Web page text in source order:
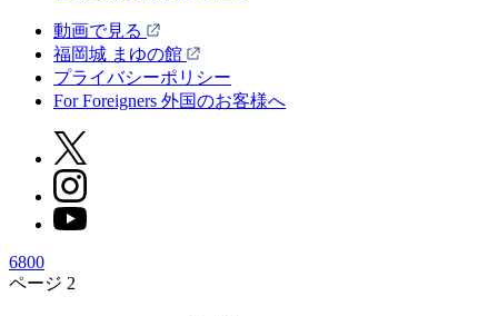
動画で見る
福岡城 まゆの館
プライバシーポリシー
For Foreigners 外国のお客様へ
6800
ページ 2